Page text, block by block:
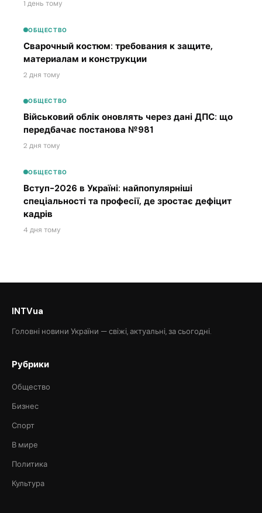
1 день тому
ОБЩЕСТВО
Сварочный костюм: требования к защите,
материалам и конструкции
2 дня тому
ОБЩЕСТВО
Військовий облік оновлять через дані ДПС: що
передбачає постанова №981
2 дня тому
ОБЩЕСТВО
Вступ-2026 в Україні: найпопулярніші
спеціальності та професії, де зростає дефіцит
кадрів
4 дня тому
INTVua
Головні новини України — свіжі, актуальні, за сьогодні.
Рубрики
Общество
Бизнес
Спорт
В мире
Политика
Культура